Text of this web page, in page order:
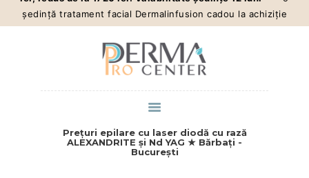
şedinţă tratament facial Dermalinfusion cadou la achiziţie
CONTACT
PROGRAMARE
Prețuri epilare cu laser diodă cu rază
ALEXANDRITE și Nd YAG ★ Bărbați -
București